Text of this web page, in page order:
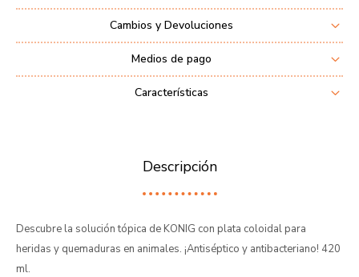
Cambios y Devoluciones
Medios de pago
Características
Descripción
Descubre la solución tópica de KONIG con plata coloidal para
heridas y quemaduras en animales. ¡Antiséptico y antibacteriano! 420
ml.